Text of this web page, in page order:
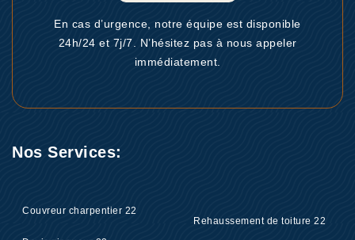
En cas d’urgence, notre équipe est disponible
24h/24 et 7j/7. N’hésitez pas à nous appeler
immédiatement.
Nos Services:
Couvreur charpentier 22
Rehaussement de toiture 22